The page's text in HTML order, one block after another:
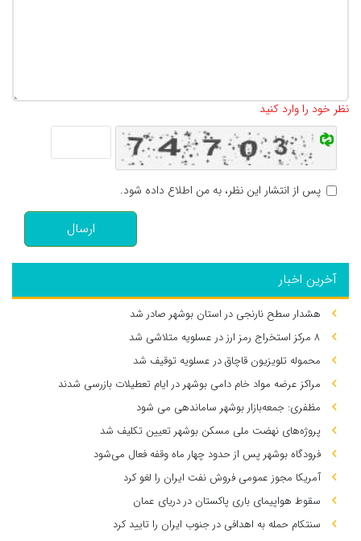
نظر خود را وارد کنید
پس از انتشار این نظر، به من اطلاع داده شود.
ارسال
آخرین اخبار
هشدار سطح نارنجی در استان بوشهر صادر شد
۸ مرکز استخراج رمز ارز در عسلویه متلاشی شد
محموله تلویزیون قاچاق در عسلویه توقیف شد
مراکز عرضه مواد خام دامی بوشهر در ایام تعطیلات بازرسی شدند
مظفری: جمعه‌بازار بوشهر ساماندهی می‌ شود
پروژه‌های نهضت ملی مسکن بوشهر تعیین تکلیف شد
فرودگاه بوشهر پس از حدود چهار ماه وقفه فعال می‌شود
آمریکا مجوز عمومی فروش نفت ایران را لغو کرد
سقوط هواپیمای باری پاکستان در دریای عمان
سنتکام حمله به اهدافی در جنوب ایران را تایید کرد